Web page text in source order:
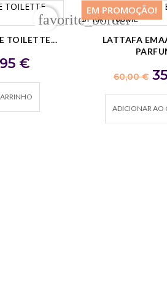
TOILETTE...
€
favorite_border
EM PROMOÇÃO!
-24,05 €
LATTAFA
Preço
60,00 €
ADICIONAR AO